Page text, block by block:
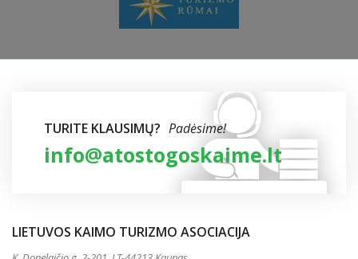
TURITE KLAUSIMŲ? Padėsime!
info@atostogoskaime.lt
LIETUVOS KAIMO TURIZMO ASOCIACIJA